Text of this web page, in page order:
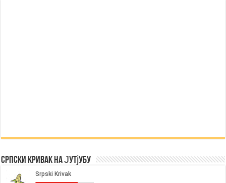
Српски Кривак на Јутјубу